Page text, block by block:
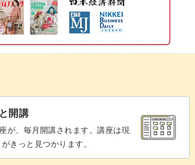
返し見ることのできるオンラインレッスンでぜ
開講
が、毎月開講されます。講座は現
きっと見つかります。